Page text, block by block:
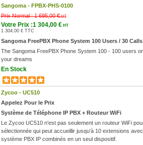
Sangoma - FPBX-PHS-0100
Prix Normal :1 695,00 €HT
Votre Prix :1 304,00 €HT
1 304,00 € TTC
Sangoma FreePBX Phone System 100 Users / 30 Calls
The Sangoma FreePBX Phone System 100 - 100 users
your dreams
En Stock
Zycoo - UC510
Appelez Pour le Prix
Système de Téléphone IP PBX + Routeur WiFi
Le Zycoo UC510 n'est pas seulement un routeur WiFi
sélectionnée qui peut accueillir jusqu'à 10 extensions
système PBX IP combinés en un seul dispositif.